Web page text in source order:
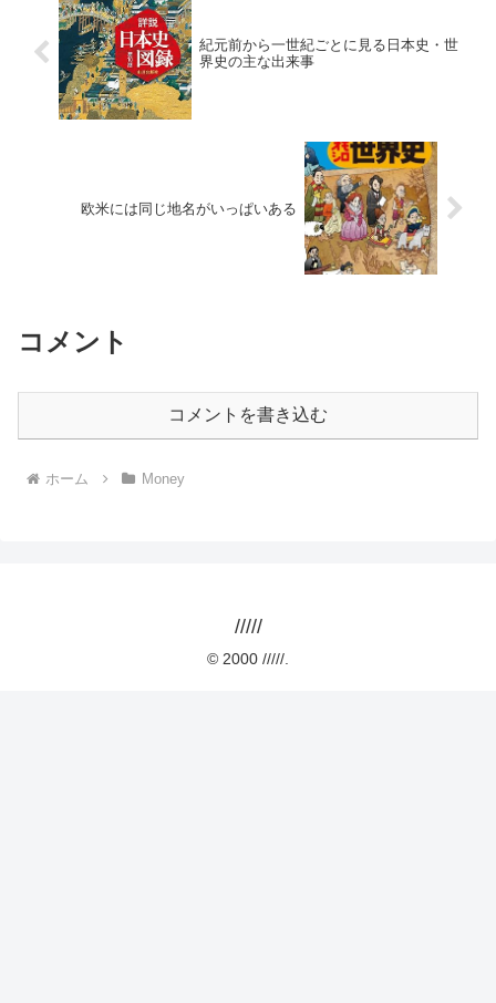
紀元前から一世紀ごとに見る日本史・世
界史の主な出来事
欧米には同じ地名がいっぱいある
コメント
コメントを書き込む
ホーム Money
/////
© 2000 /////.